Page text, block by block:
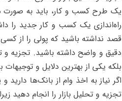
یک طرح کسب و کار، باید به صورت
راه‌اندازی یک کسب و کار جدید را
قصد نداشته باشید که پولی را از
دقیق و واضح داشته باشید. تجزیه
بلکه یکی از بهترین دلایل و
اگر نیاز به اخذ وام از بانک‌ها
تجزیه و تحلیل بازار را انجام دهید